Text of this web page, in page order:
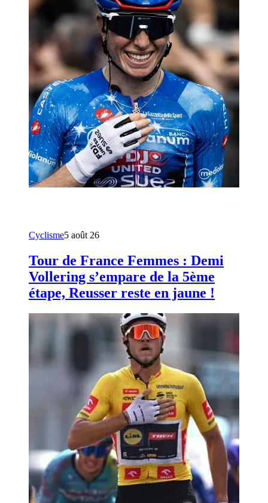
Cyclisme5 août 26
Tour de France Femmes : Demi
Vollering s’empare de la 5ème
étape, Reusser reste en jaune !